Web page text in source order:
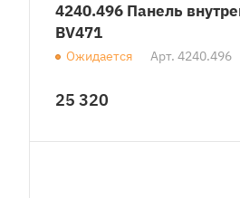
4240.496 Панель
BV471
Ожидается Арт. 4240.496
25 320